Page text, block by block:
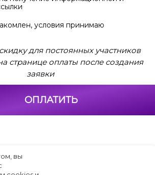
условия принимаю
для постоянных участников
странице оплаты после создания
заявки
ОПЛАТИТЬ
вы